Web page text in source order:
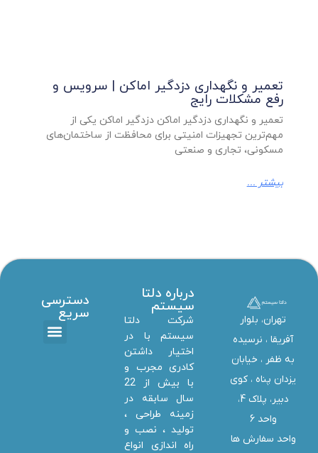
تعمیر و نگهداری دزدگیر اماکن | سرویس و
رفع مشکلات رایج
تعمیر و نگهداری دزدگیر اماکن دزدگیر اماکن یکی از
مهم‌ترین تجهیزات امنیتی برای محافظت از ساختمان‌های
مسکونی، تجاری و صنعتی
بیشتر ...
تهران، بلوار
آفریقا ، نرسیده
به ظفر ،‌ خیابان
یزدان پناه ، کوی
دبیر، پلاک 4،
واحد 6
واحد سفارش ها
درباره دلتا
سیستم
شرکت دلتا
سیستم با در
اختیار داشتن
کادری مجرب و
با بیش از 22
سال سابقه در
زمینه طراحی ،
تولید ، نصب و
راه اندازی انواع
دسترسی
سریع